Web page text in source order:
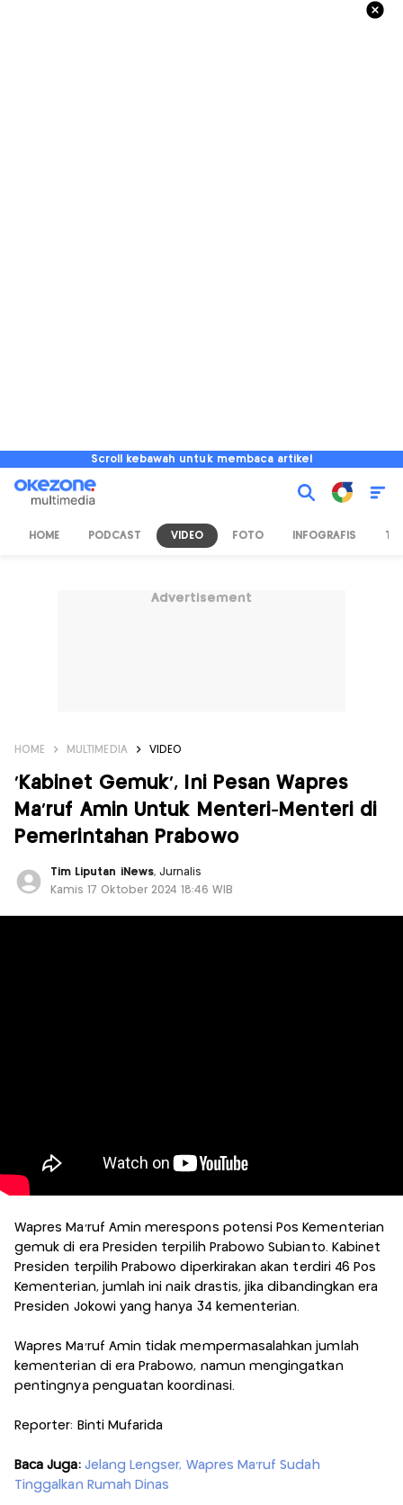
Scroll kebawah untuk membaca artikel
HOME PODCAST VIDEO FOTO INFOGRAFIS TV
Advertisement
HOME MULTIMEDIA VIDEO
'Kabinet Gemuk', Ini Pesan Wapres
Ma'ruf Amin Untuk Menteri-Menteri di
Pemerintahan Prabowo
Tim Liputan iNews, Jurnalis
Kamis 17 Oktober 2024 18:46 WIB
Wapres Ma’ruf Amin merespons potensi Pos Kementerian
gemuk di era Presiden terpilih Prabowo Subianto. Kabinet
Presiden terpilih Prabowo diperkirakan akan terdiri 46 Pos
Kementerian, jumlah ini naik drastis, jika dibandingkan era
Presiden Jokowi yang hanya 34 kementerian.
Wapres Ma'ruf Amin tidak mempermasalahkan jumlah
kementerian di era Prabowo, namun mengingatkan
pentingnya penguatan koordinasi.
Reporter: Binti Mufarida
Baca Juga: Jelang Lengser, Wapres Ma'ruf Sudah
Tinggalkan Rumah Dinas